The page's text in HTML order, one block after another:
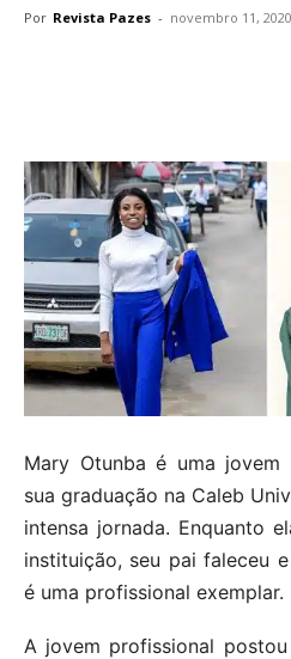
Por Revista Pazes - novembro 11, 2020
Mary Otunba é uma
sua graduação na Caleb
intensa jornada. Enquanto
instituição, seu pai faleceu
é uma profissional exemplar.
A jovem profissional